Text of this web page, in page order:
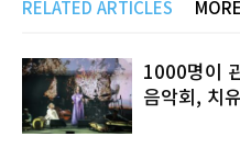
RELATED ARTICLES
1000명이
음악회, 치